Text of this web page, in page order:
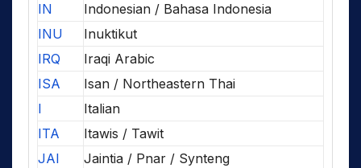
IN
Indonesian / Bahasa Indonesia
INU
Inuktikut
IRQ
Iraqi Arabic
ISA
Isan / Northeastern Thai
I
Italian
ITA
Itawis / Tawit
JAI
Jaintia / Pnar / Synteng